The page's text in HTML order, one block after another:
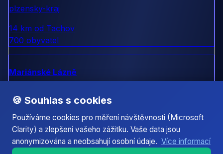
plzensky-kraj
14 km od Tachov
700 obyvatel
Mariánské Lázně
karlovarsky-kraj
19 km od Tachov
13 000 obyvatel
🍪 Souhlas s cookies
Používáme cookies pro měření návštěvnosti (Microsoft
Clarity) a zlepšení vašeho zážitku. Vaše data jsou
anonymizována a neobsahují osobní údaje. Více informací